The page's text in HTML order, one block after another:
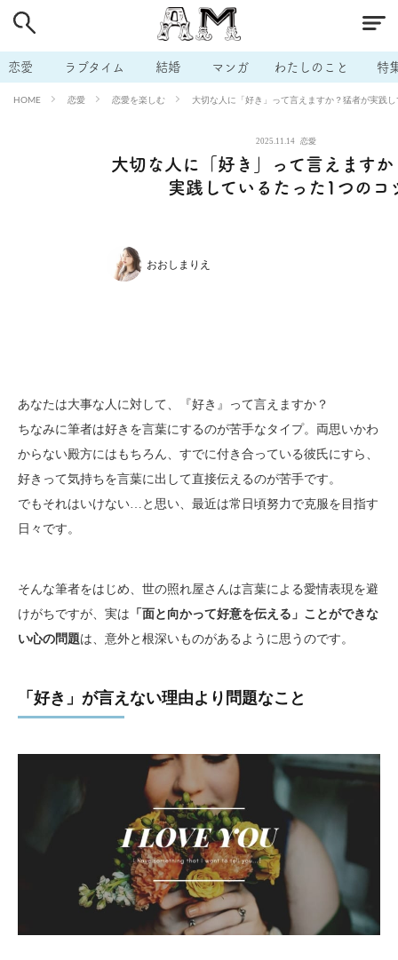
恋愛 ラブタイム 結婚 マンガ わたしのこと 特
HOME 恋愛 恋愛を楽しむ 大切な人に「好き」って言えますか？猛者が実践
2025.11.14 恋愛
大切な人に「好き」って言えます
実践しているたった1つのコ
おおしまりえ
あなたは大事な人に対して、『好き』って言えますか？
ちなみに筆者は好きを言葉にするのが苦手なタイプ。両思いかわ
からない殿方にはもちろん、すでに付き合っている彼氏にすら、
好きって気持ちを言葉に出して直接伝えるのが苦手です。
でもそれはいけない…と思い、最近は常日頃努力で克服を目指す
日々です。
そんな筆者をはじめ、世の照れ屋さんは言葉による愛情表現を避
けがちですが、実は 「面と向かって好意を伝える」ことができな
い心の問題は、意外と根深いものがあるように思うのです。
「好き」が言えない理由より問題なこと
# 男の本音 # セフレ # 不倫
# 出会う方法 # マッチングアプリ # ラブグッズ # 体の相